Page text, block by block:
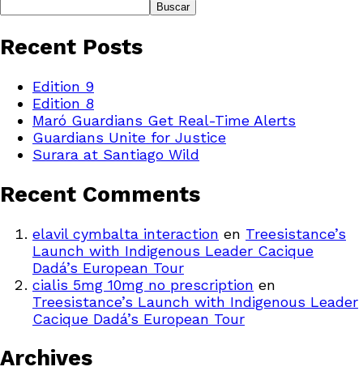
Buscar
Recent Posts
Edition 9
Edition 8
Maró Guardians Get Real-Time Alerts
Guardians Unite for Justice
Surara at Santiago Wild
Recent Comments
elavil cymbalta interaction en Treesistance’s
Launch with Indigenous Leader Cacique
Dadá’s European Tour
cialis 5mg 10mg no prescription en
Treesistance’s Launch with Indigenous Leader
Cacique Dadá’s European Tour
Archives